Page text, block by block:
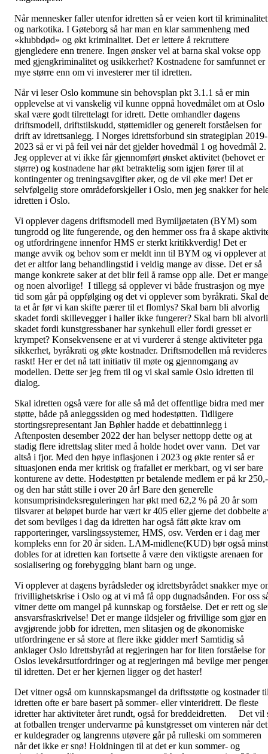
Når mennesker faller utenfor idretten så er veien kort til kriminalitet
og narkotika. I Gøteborg så har man en klar sammenheng med
«klubbdød» og økt kriminalitet. Det er lettere å rekruttere
gjengledere enn trenere. Ingen ønsker vel at barna skal vokse opp
med gjengkriminalitet og usikkerhet? Kostnadene for samfunnet er
mye større enn om vi investerer mer til idretten.
Når vi leser Oslo kommune sin behovsplan pkt 3.1.1 så er min
opplevelse at vi vanskelig vil kunne oppnå hovedmålet om at Oslo
skal være godt tilrettelagt for idrett. Dette omhandler dagens
driftsmodell, driftstilskudd, støttemidler og generelt forståelsen for
drift av idrettsanlegg. I Norges idrettsforbund sin strategiplan 2019-
2023 så er vi på feil vei når det gjelder hovedmål 1 og hovedmål 2.
Jeg opplever at vi ikke får gjennomført ønsket aktivitet (behovet er
større) og kostnadene har økt betraktelig som igjen fører til at
kontingenter og treningsavgifter øker, og de vil øke mer! Det er
selvfølgelig store områdeforskjeller i Oslo, men jeg snakker for
idretten i Oslo.
Vi opplever dagens driftsmodell med Bymiljøetaten (BYM) som
tungrodd og lite fungerende, og den hemmer oss fra å skape
og utfordringene innenfor HMS er sterkt kritikkverdig! Det er
mange avvik og behov som er meldt inn til BYM og vi opplever at
det er altfor lang behandlingstid i veldig mange av disse. Det er så
mange konkrete saker at det blir feil å ramse opp alle. Det er mange
og noen alvorlige! I tillegg så opplever vi både frustrasjon og mye
tid som går på oppfølging og det vi opplever som byråkrati. Skal
ta et år før vi kan skifte pærer til et flomlys? Skal barn bli alvorlig
skadet fordi skillevegger i haller ikke fungerer? Skal barn bli
skadet fordi kunstgressbaner har synkehull eller fordi gresset er
krympet? Konsekvensene er at vi vurderer å stenge aktiviteter pga
sikkerhet, byråkrati og økte kostnader. Driftsmodellen må revideres
raskt! Her er det nå tatt initiativ til møte og gjennomgang av
modellen. Dette ser jeg frem til og vi skal samle Oslo idretten til
dialog.
Skal idretten også være for alle så må det offentlige bidra med mer
støtte, både på anleggssiden og med hodestøtten. Tidligere
stortingsrepresentant Jan Bøhler hadde et debattinnlegg i
Aftenposten desember 2022 der han belyser nettopp dette og at
stadig flere idrettslag sliter med å holde hodet over vann. Det var
altså i fjor. Med den høye inflasjonen i 2023 og økte renter så er
situasjonen enda mer kritisk og frafallet er merkbart, og vi ser bare
konturene av dette. Hodestøtten pr betalende medlem er på kr 250,-
og den har stått stille i over 20 år! Bare den generelle
konsumprisindeksreguleringen har økt med 62,2 % på 20 år som
tilsvarer at beløpet burde har vært kr 405 eller gjerne det dobbelte
det som bevilges i dag da idretten har også fått økte krav om
rapporteringer, varslingssystemer, HMS, osv. Verden er i dag mer
kompleks enn for 20 år siden. LAM-midlene(KUD) bør også minst
dobles for at idretten kan fortsette å være den viktigste arenaen for
sosialisering og forebygging blant barn og unge.
Vi opplever at dagens byrådsleder og idrettsbyrådet snakker mye
frivillighetskrise i Oslo og at vi må få opp dugnadsånden. For oss
vitner dette om mangel på kunnskap og forståelse. Det er rett og
ansvarsfraskrivelse! Det er mange ildsjeler og frivillige som gjør en
avgjørende jobb for idretten, men slitasjen og de økonomiske
utfordringene er så store at flere ikke gidder mer! Samtidig så
anklager Oslo Idrettsbyråd at regjeringen har for liten forståelse for
Oslos levekårsutfordringer og at regjeringen må bevilge mer penger
til idretten. Det er her kjernen ligger og det haster!
Det vitner også om kunnskapsmangel da driftsstøtte og kostnader
idretten ofte er bare basert på sommer- eller vinteridrett. De fleste
idretter har aktiviteter året rundt, også for breddeidretten. Det vil
at fotballen trenger undervarme på kunstgresset om vinteren når det
er kuldegrader og langrenns utøvere går på rulleski om sommeren
når det ikke er snø! Holdningen til at det er kun sommer- og